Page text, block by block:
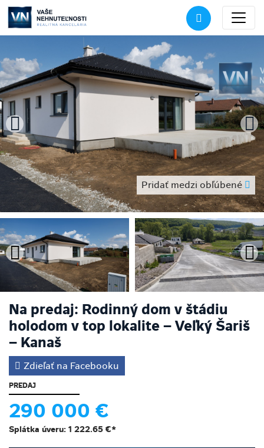
Pridať medzi obľúbené
Na predaj: Rodinný dom v štádiu
holodom v top lokalite – Veľký Šariš
– Kanaš
Zdieľať na Facebooku
PREDAJ
290 000 €
Splátka úveru: 1 222.65 €*